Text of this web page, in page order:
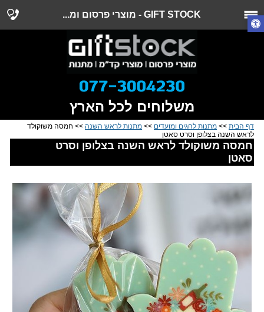
GIFT STOCK - מוצרי פרסום ומ...
משלוחים לכל הארץ
דף הבית >> מתנות לחגים ומועדים >> מתנות לראש השנה >> חמסה משוקולד
לראש השנה בצלופן וסרט סאטן
חמסה משוקולד לראש השנה בצלופן וסרט
סאטן